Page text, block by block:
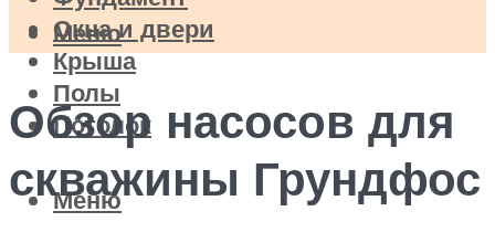
Окна и двери
Крыша
Полы
Потолок
Меню
Меню
Обзор насосов для
скважины Грундфос